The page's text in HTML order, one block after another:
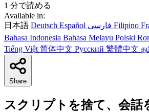
1 分で読める
Available in:
日本語 Deutsch Español Filipino
Bahasa Indonesia Bahasa Melayu Polski
Tiếng Việt 简体中文 Русский 繁體中文
Share
スクリプトを捨て、会話